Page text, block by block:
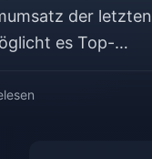
der letzten
es Top-
Beans,
100.000 Beans